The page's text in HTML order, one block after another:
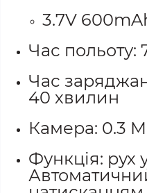
3.7V
Час польоту:
Час
40 хвилин
Камера: 0.3
Функція: рух